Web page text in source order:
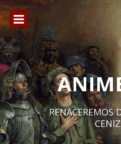
Ir
al
contenido
RENACEREMOS